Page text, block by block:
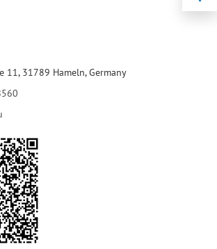
11, 31789 Hameln, Germany